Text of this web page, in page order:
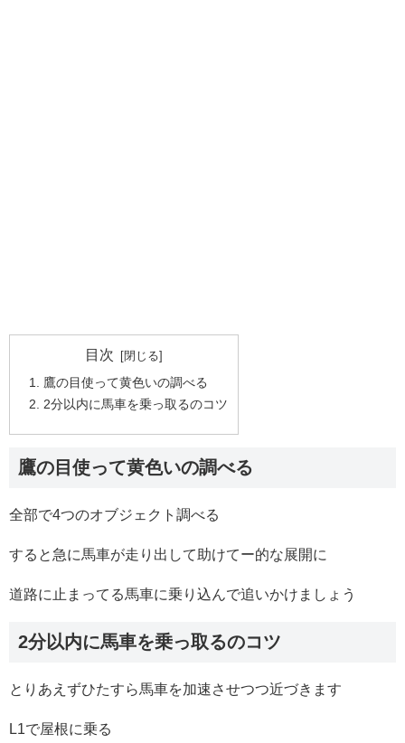
目次
鷹の目使って黄色いの調べる
2分以内に馬車を乗っ取るのコツ
鷹の目使って黄色いの調べる
全部で4つのオブジェクト調べる
すると急に馬車が走り出して助けてー的な展開に
道路に止まってる馬車に乗り込んで追いかけましょう
2分以内に馬車を乗っ取るのコツ
とりあえずひたすら馬車を加速させつつ近づきます
L1で屋根に乗る